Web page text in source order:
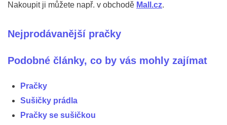
Nakoupit ji můžete např. v obchodě Mall.cz.
Nejprodávanější pračky
Podobné články, co by vás mohly zajímat
Pračky
Sušičky prádla
Pračky se sušičkou